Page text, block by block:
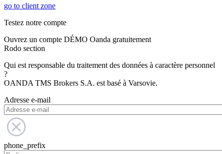
go to client zone
Testez notre compte
Ouvrez un compte DÉMO Oanda gratuitement
Rodo section
Qui est responsable du traitement des données à caractère personnel
?
OANDA TMS Brokers S.A. est basé à Varsovie.
Adresse e-mail
phone_prefix